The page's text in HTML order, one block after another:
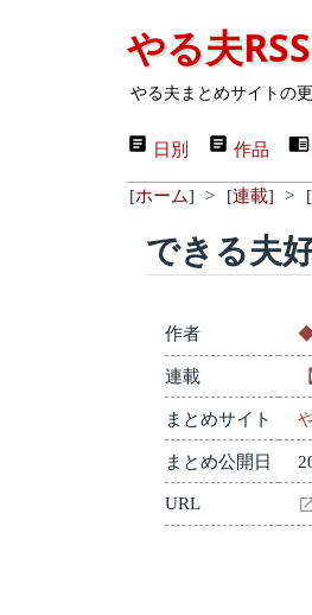
やる夫
やる夫まとめサイトの
日別 作品
[ホーム] > [連載] > [
できる夫
作者
連載
まとめサイト
まとめ公開日
URL